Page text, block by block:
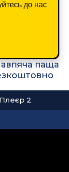
до нас
паща
Плеєр 2